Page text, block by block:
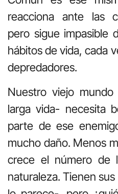
reacciona ante las
pero sigue impasible
hábitos de vida, cada
depredadores.
Nuestro viejo
larga vida- necesita
parte de ese
mucho daño. Menos
crece el número de
naturaleza. Tienen